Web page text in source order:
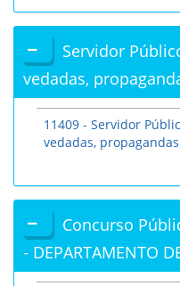
Servidor
vedadas,
11409 - Servidor
vedadas,
Concurso
- DEPARTAMENTO